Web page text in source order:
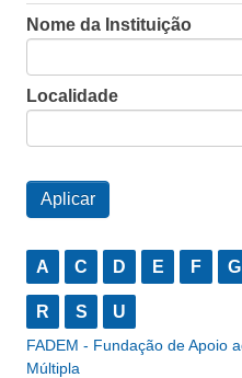
Nome da Instituição
Localidade
A C D E F G
R S U
FADEM - Fundação de Apoio
Múltipla